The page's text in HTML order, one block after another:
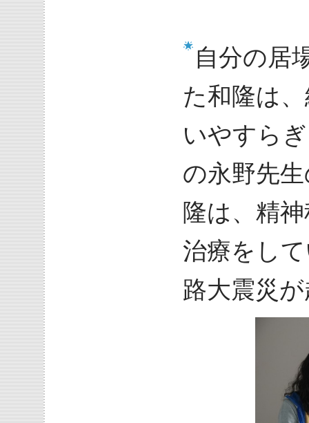
自分の居
た和隆は
いやすら
の永野先
隆は、精
治療をし
路大震災